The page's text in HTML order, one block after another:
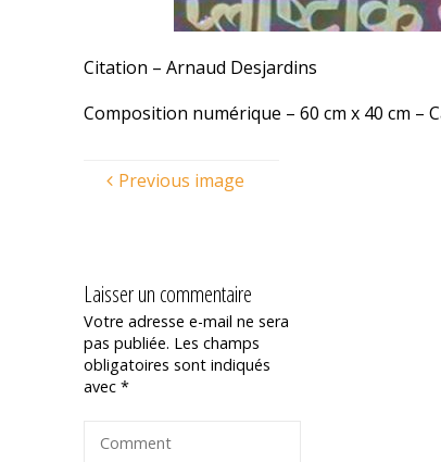
Citation – Arnaud Desjardins
Composition numérique – 60 cm x 40 cm
Previous image
Laisser un commentaire
Votre adresse e-mail ne sera
pas publiée. Les champs
obligatoires sont indiqués
avec *